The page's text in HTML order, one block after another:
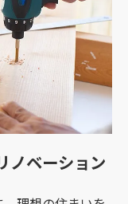
ノベーション